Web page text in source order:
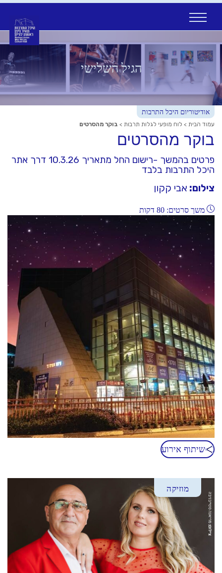
to
content
הגיל השלישי
אודיטוריום היכל התרבות
עמוד הבית > לוח מופעי לגלות תרבות > בוקר מהסרטים
בוקר מהסרטים
פרטים בהמשך -רישום החל מתאריך 10.3.26 דרך אתר
היכל התרבות בלבד
צילום: אבי קקון
משך סרטים: 80 דקות
שיתוף אירוע
מוזיקה